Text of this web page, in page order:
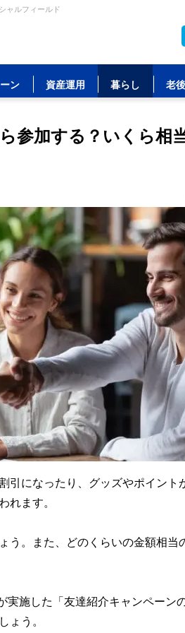
ャルフィールド
ン 資産運用 暮らし 老後
参加する？いくら相
引になったり、グッズやポイント
れます。
う。また、どのくらいの金額相当
施した「友達紹介キャンペーン
ょう。